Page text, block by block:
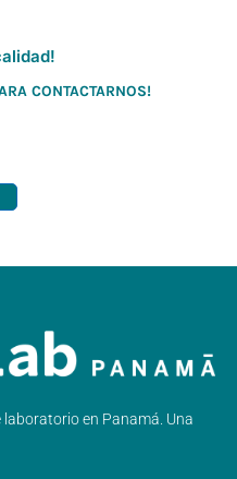
CONTACTARNOS!
en Panamá. Una